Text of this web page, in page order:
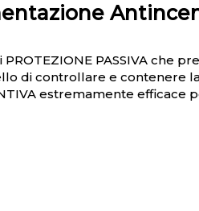
PASSIVA che
di controllare e contenere
estremamente efficace